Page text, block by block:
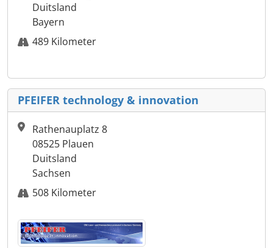
Duitsland
Bayern
489 Kilometer
PFEIFER technology & innovation
Rathenauplatz 8
08525 Plauen
Duitsland
Sachsen
508 Kilometer